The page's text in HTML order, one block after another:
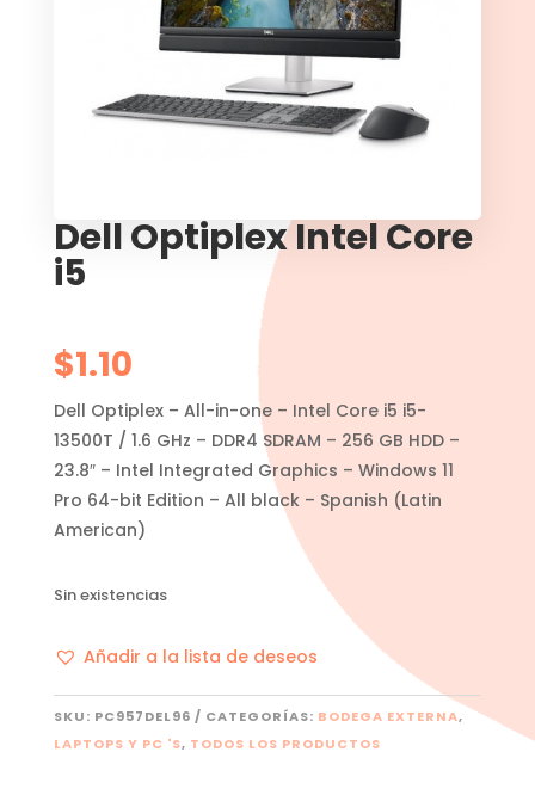
Dell Optiplex Intel Core
i5
$1.10
Dell Optiplex – All-in-one – Intel Core i5 i5-
13500T / 1.6 GHz – DDR4 SDRAM – 256 GB HDD –
23.8″ – Intel Integrated Graphics – Windows 11
Pro 64-bit Edition – All black – Spanish (Latin
American)
Sin existencias
Añadir a la lista de deseos
SKU: PC957DEL96 CATEGORÍAS: BODEGA EXTERNA,
LAPTOPS Y PC 'S, TODOS LOS PRODUCTOS